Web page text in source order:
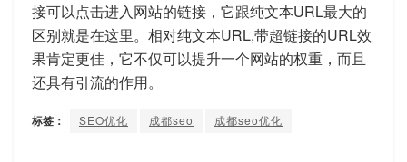
接可以点击进入网站的链接，它跟纯文本URL最大的
区别就是在这里。相对纯文本URL,带超链接的URL效
果肯定更佳，它不仅可以提升一个网站的权重，而且
还具有引流的作用。
标签： SEO优化 成都seo 成都seo优化